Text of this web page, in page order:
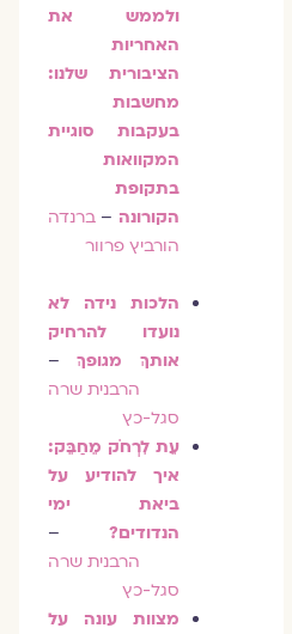
ולממש את
האחריות
הציבורית שלנו:
מחשבות
בעקבות סוגיית
המקוואות
בתקופת
הקורונה–ברנדה
הורביץ פרוור
הלכות נידה לא
נועדו להרחיק
אותךְ מגופךְ
הרבנית שרה
סגל-כץ
עֵת לִרְחֹק מֵחַבֵּק:
איך להודיע על
ביאת ימי
הנדודים?–
הרבנית שרה
סגל-כץ
מצוות עונה על